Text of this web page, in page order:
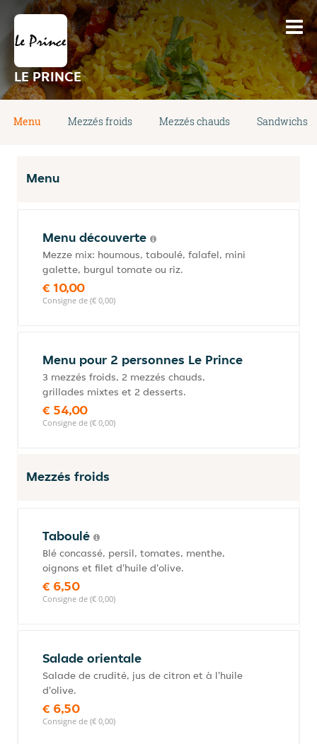
LE PRINCE
Menu Mezzés froids Mezzés chauds Sandwichs
Menu
Menu découverte
Mezze mix: houmous, taboulé, falafel, mini
galette, burgul tomate ou riz.
€ 10,00
Consigne de (€ 0,00)
Menu pour 2 personnes Le Prince
3 mezzés froids, 2 mezzés chauds,
grillades mixtes et 2 desserts.
€ 54,00
Consigne de (€ 0,00)
Mezzés froids
Taboulé
Blé concassé, persil, tomates, menthe,
oignons et filet d'huile d'olive.
€ 6,50
Consigne de (€ 0,00)
Salade orientale
Salade de crudité, jus de citron et à l'huile
d'olive.
€ 6,50
Consigne de (€ 0,00)